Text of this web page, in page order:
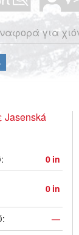
για
Jasenská
0 in
0 in
—